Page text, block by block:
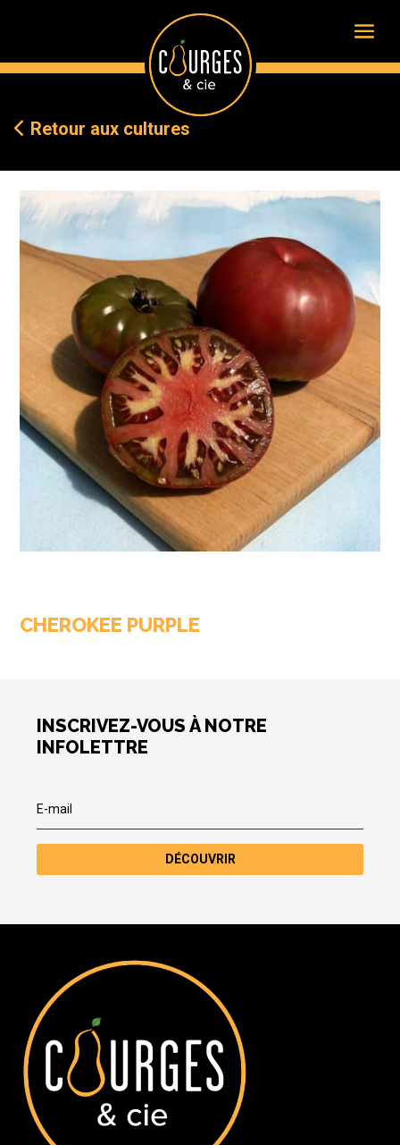
Retour aux cultures
CHEROKEE PURPLE
INSCRIVEZ-VOUS À NOTRE
INFOLETTRE
DÉCOUVRIR